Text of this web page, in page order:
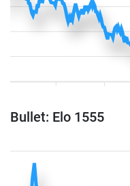
Bullet: Elo 1555